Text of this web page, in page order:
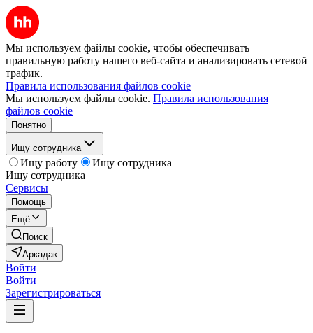
Мы используем файлы cookie, чтобы обеспечивать
правильную работу нашего веб-сайта и анализировать сетевой
трафик.
Правила использования файлов cookie
Мы используем файлы cookie. Правила использования
файлов cookie
Понятно
Ищу сотрудника
Ищу работу
Ищу сотрудника
Ищу сотрудника
Сервисы
Помощь
Ещё
Поиск
Аркадак
Войти
Войти
Зарегистрироваться